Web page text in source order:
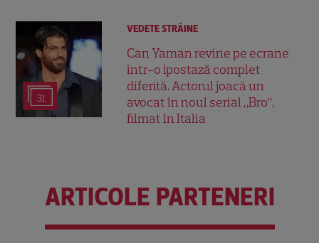
31
VEDETE STRĂINE
Can Yaman revine pe ecrane
într-o ipostază complet
diferită. Actorul joacă un
avocat în noul serial „Bro”,
filmat în Italia
ARTICOLE PARTENERI